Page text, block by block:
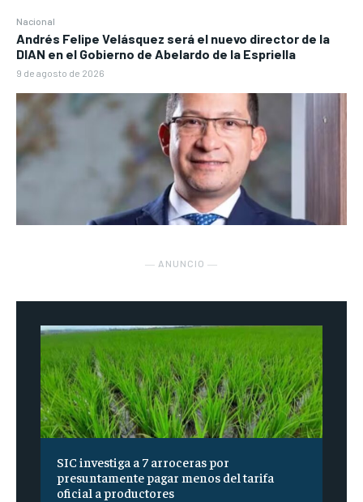
Nacional
Andrés Felipe Velásquez será el nuevo director de la
DIAN en el Gobierno de Abelardo de la Espriella
9 de agosto de 2026
― ANUNCIO ―
SIC investiga a 7 arroceras por
presuntamente pagar menos del tarifa
oficial a productores